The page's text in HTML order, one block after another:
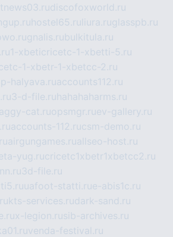
discofoxworld.ru
hostel65.ru liura.ruglasspb.ru
gnalis.rubulkitula.ru
1-xbeticricetc-1-xbetti-5.ru
1-xbetr-1-xbetcc-2.ru
halyava.ruaccounts112.ru
3-d-file.ru hahahaharms.ru
cat.ruopsmgr.ruev-gallery.ru
accounts-112.rucsm-demo.ru
airgungames.ruallseo-host.ru
yug.rucricetc1xbetr1xbetcc2.ru
3d-file.ru
uafoot-statti.rue-abis1c.ru
kts-services.rudark-sand.ru
x-legion.rusib-archives.ru
venda-festival.ru